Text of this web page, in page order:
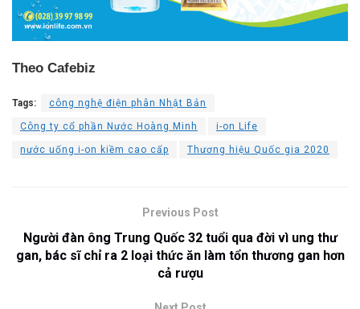
Theo Cafebiz
Tags: công nghệ điện phân Nhật Bản
Công ty cổ phần Nước Hoàng Minh i-on Life
nước uống i-on kiềm cao cấp Thương hiệu Quốc gia 2020
Previous Post
Người đàn ông Trung Quốc 32 tuổi qua đời vì ung thư
gan, bác sĩ chỉ ra 2 loại thức ăn làm tổn thương gan hơn
cả rượu